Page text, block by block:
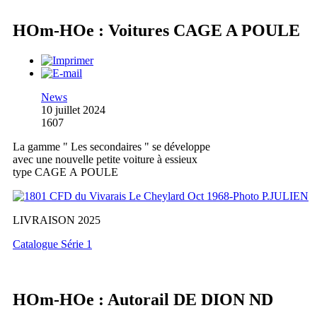
HOm-HOe : Voitures CAGE A POULE
News
10 juillet 2024
1607
La gamme " Les secondaires " se développe
avec une nouvelle petite voiture à essieux
type CAGE A POULE
LIVRAISON 2025
Catalogue Série 1
HOm-HOe : Autorail DE DION ND